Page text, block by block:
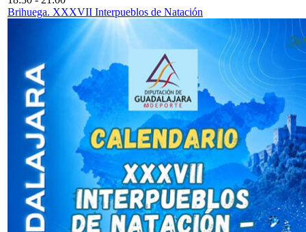
Brihuega. XXXVII Interpueblos de Natación